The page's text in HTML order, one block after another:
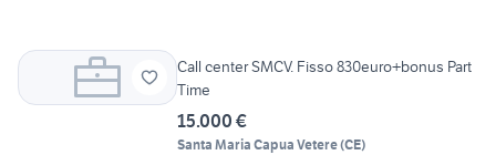
Call center SMCV. Fisso 830euro+bonus Part
Time
15.000 €
Santa Maria Capua Vetere(CE)